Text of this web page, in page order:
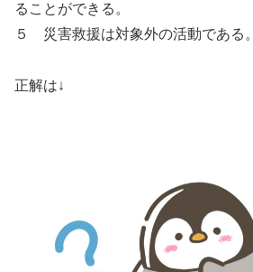
ることができる。
５ 災害救援は対象外の活動である。
正解は↓